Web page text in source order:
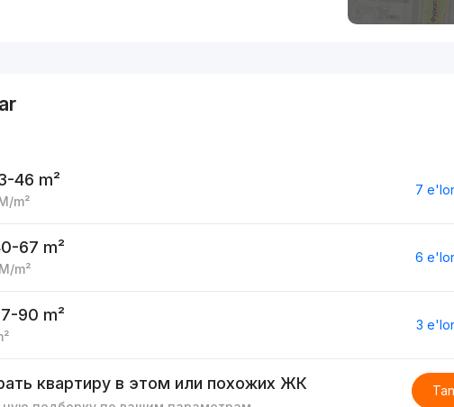
46 m²
/m²
7
67 m²
/m²
6
90 m²
3
квартиру в этом или похожих ЖК